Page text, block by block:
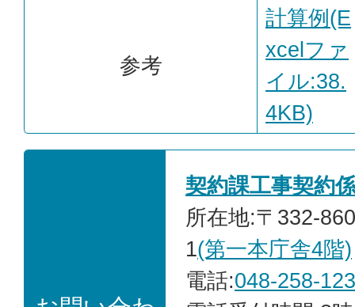
参考
計算例(E
xcelファ
イル:38.
4KB)
契約課工事契約
所在地:〒332-
1(第一本庁舎4階)
電話:048-258-